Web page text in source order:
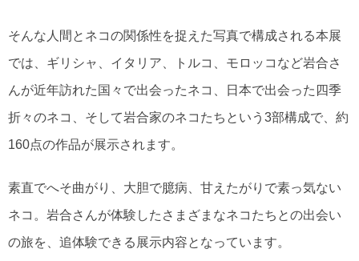
そんな人間とネコの関係性を捉えた写真で構成される本展
では、ギリシャ、イタリア、トルコ、モロッコなど岩合さ
んが近年訪れた国々で出会ったネコ、日本で出会った四季
折々のネコ、そして岩合家のネコたちという3部構成で、約
160点の作品が展示されます。
素直でへそ曲がり、大胆で臆病、甘えたがりで素っ気ない
ネコ。岩合さんが体験したさまざまなネコたちとの出会い
の旅を、追体験できる展示内容となっています。